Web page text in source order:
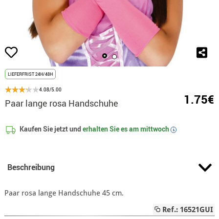
LIEFERFRIST 24H/48H
4.08/5.00
Paar lange rosa Handschuhe 1.75€
Kaufen Sie jetzt underhalten Sie es ammittwoch i
Beschreibung
Paar rosa lange Handschuhe 45 cm.
Ref.: 16521GUI